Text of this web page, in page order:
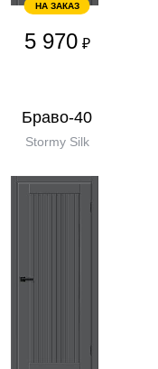
НА ЗАКАЗ
5 970 ₽
Браво-40
Stormy Silk